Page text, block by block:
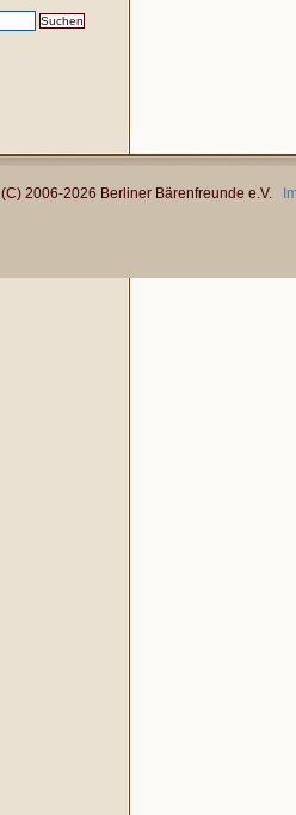
(C) 2006-2026 Berliner Bärenfreunde e.V.